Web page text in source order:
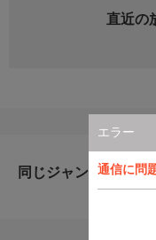
エラー
通信に問
直近の
同じジャンルのおす